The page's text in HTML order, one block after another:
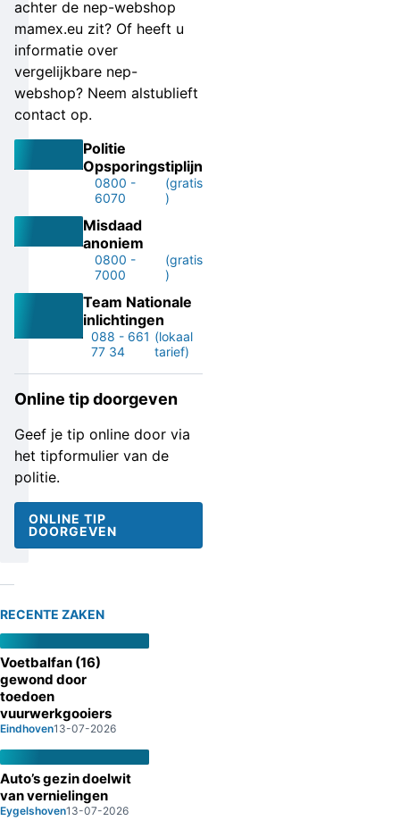
achter de nep-webshop
mamex.eu zit? Of heeft u
informatie over
vergelijkbare nep-
webshop? Neem alstublieft
contact op.
Politie
Opsporingstiplijn
0800 -
6070
(gratis
)
Misdaad
anoniem
0800 -
7000
(gratis
)
Team Nationale
inlichtingen
088 - 661
77 34
(lokaal
tarief)
Online tip doorgeven
Geef je tip online door via
het tipformulier van de
politie.
ONLINE TIP
DOORGEVEN
RECENTE ZAKEN
Voetbalfan (16)
gewond door
toedoen
vuurwerkgooiers
Eindhoven13-07-2026
Auto’s gezin doelwit
van vernielingen
Eygelshoven13-07-2026